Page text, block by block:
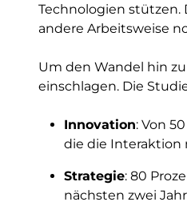
Technologien stützen.
andere Arbeitsweise
Um den Wandel hin
einschlagen. Die
Innovation: Von
die die Interaktion
Strategie: 80
nächsten zwei